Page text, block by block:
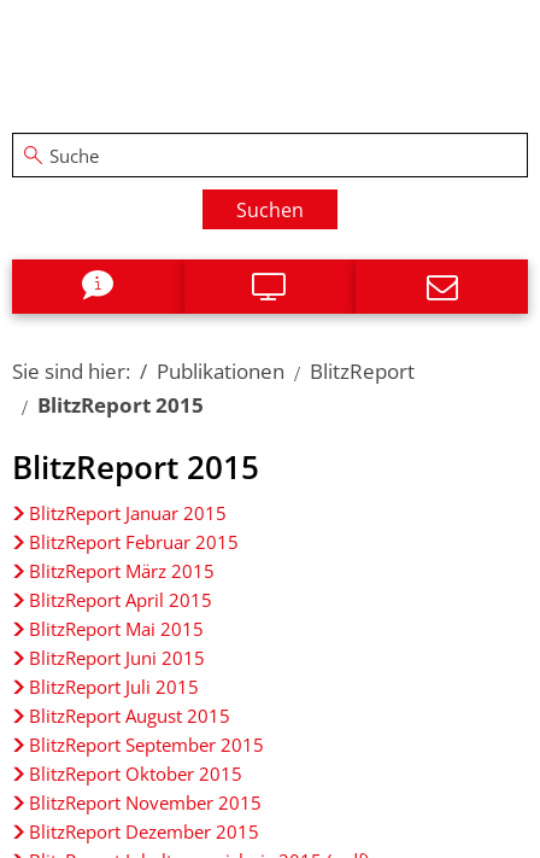
Suchen
Sie sind hier: Publikationen
BlitzReport
BlitzReport 2015
BlitzReport
2015
BlitzReport 2015
BlitzReport Januar 2015
BlitzReport Februar 2015
BlitzReport März 2015
BlitzReport April 2015
BlitzReport Mai 2015
BlitzReport Juni 2015
BlitzReport Juli 2015
BlitzReport August 2015
BlitzReport September 2015
BlitzReport Oktober 2015
BlitzReport November 2015
BlitzReport Dezember 2015